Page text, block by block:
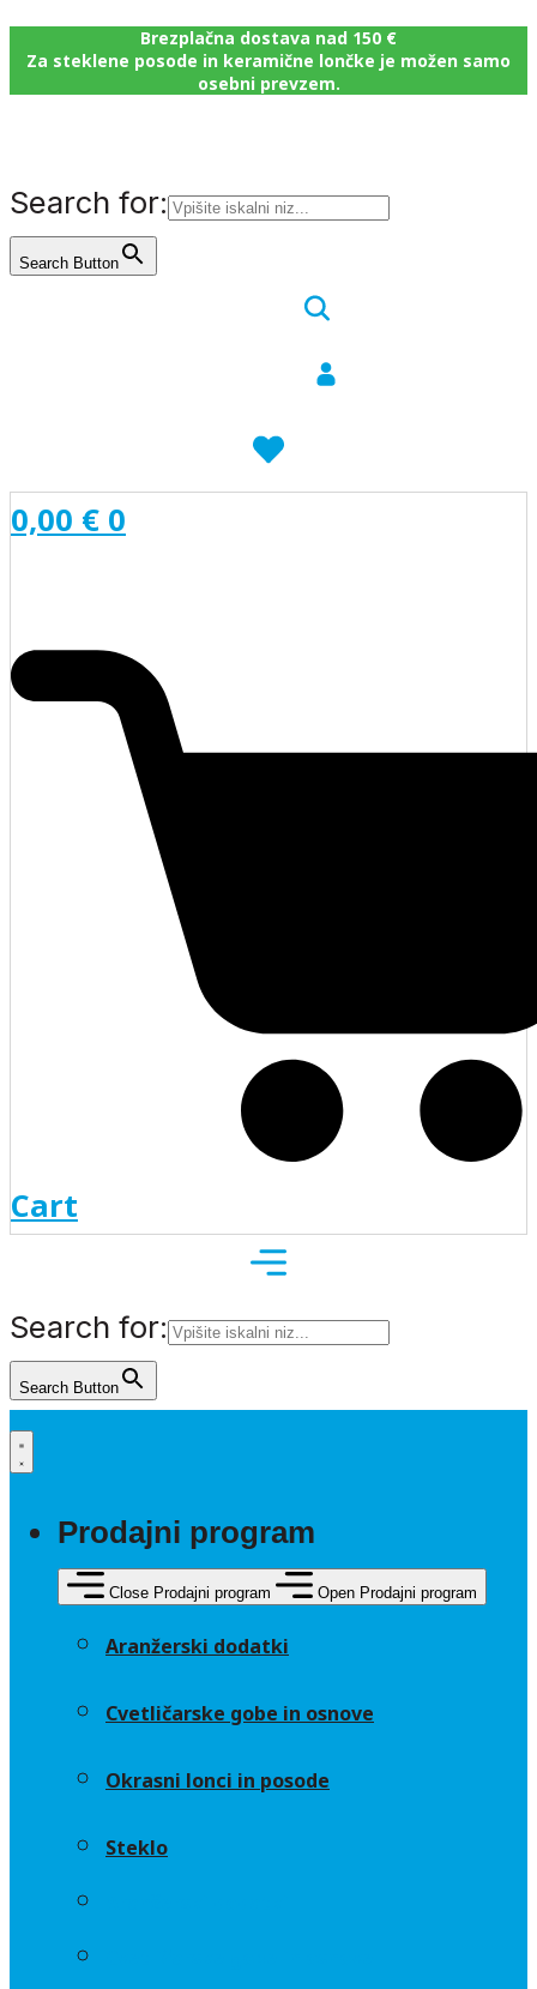
Brezplačna dostava nad 150 €
Za steklene posode in keramične lončke je možen samo
osebni prevzem.
Search for:
Search Button
0,00 € 0
Cart
Search for:
Search Button
Prodajni program
Close Prodajni program Open Prodajni program
Aranžerski dodatki
Cvetličarske gobe in osnove
Okrasni lonci in posode
Steklo